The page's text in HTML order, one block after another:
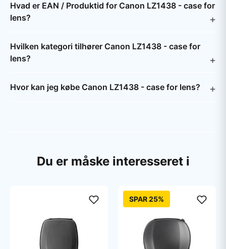
Hvad er EAN / Produktid for Canon LZ1438 - case for
lens?
Hvilken kategori tilhører Canon LZ1438 - case for
lens?
Hvor kan jeg købe Canon LZ1438 - case for lens?
Du er måske interesseret i
SPAR 25%